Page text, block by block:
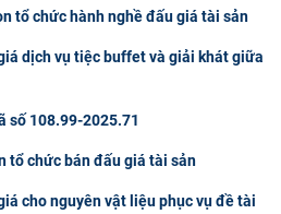
tổ chức hành nghề đấu giá tài sản
dịch vụ tiệc buffet và giải khát giữa
số 108.99-2025.71
tổ chức bán đấu giá tài sản
cho nguyên vật liệu phục vụ đề tài